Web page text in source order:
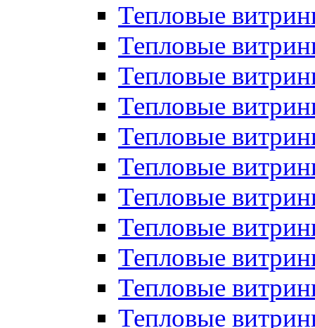
Тепловые
Тепловые
Тепловые
Тепловые
Тепловые
Тепловые
Тепловые
Тепловые
Тепловые
Тепловые
Тепловые